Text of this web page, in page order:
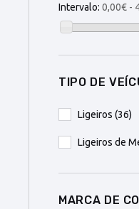
Intervalo: 0,00€ -
TIPO DE
Ligeiros (36)
Ligeiros de
MARCA DE